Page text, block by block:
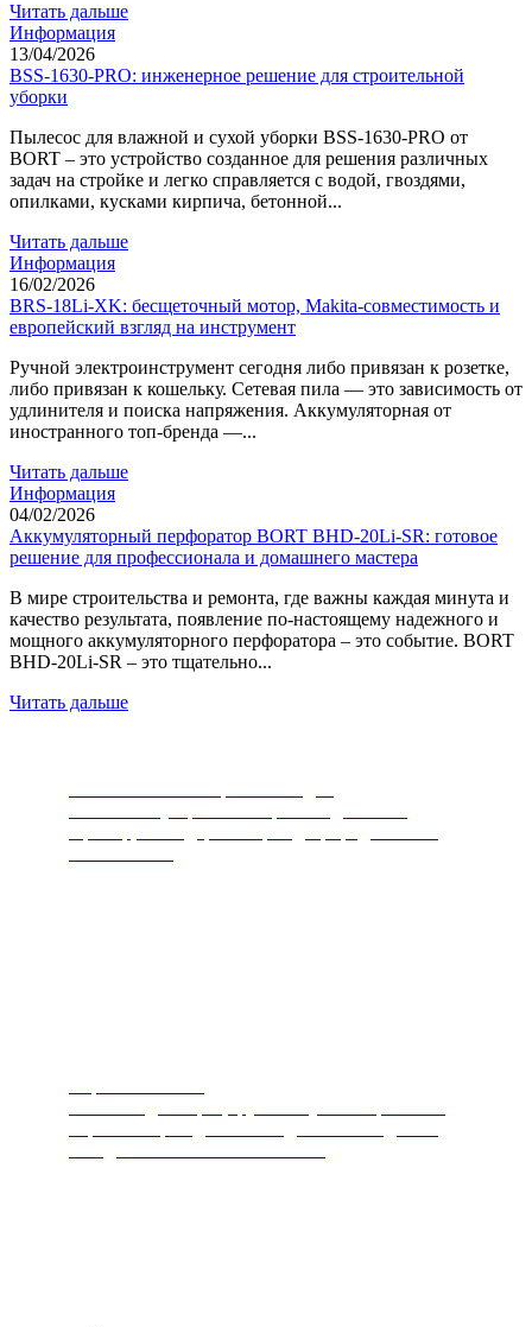
Читать дальше
Информация
13/04/2026
BSS-1630-PRO: инженерное решение для строительной
уборки
Пылесос для влажной и сухой уборки BSS-1630-PRO от
BORT – это устройство созданное для решения различных
задач на стройке и легко справляется с водой, гвоздями,
опилками, кусками кирпича, бетонной...
Читать дальше
Информация
16/02/2026
BRS-18Li-XK: бесщеточный мотор, Makita-совместимость и
европейский взгляд на инструмент
Ручной электроинструмент сегодня либо привязан к розетке,
либо привязан к кошельку. Сетевая пила — это зависимость от
удлинителя и поиска напряжения. Аккумуляторная от
иностранного топ-бренда —...
Читать дальше
Информация
04/02/2026
Аккумуляторный перфоратор BORT BHD-20Li-SR: готовое
решение для профессионала и домашнего мастера
В мире строительства и ремонта, где важны каждая минута и
качество результата, появление по-настоящему надежного и
мощного аккумуляторного перфоратора – это событие. BORT
BHD-20Li-SR – это тщательно...
Читать дальше